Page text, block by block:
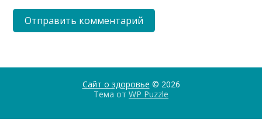
Сайт о здоровье © 2026
Тема от WP Puzzle